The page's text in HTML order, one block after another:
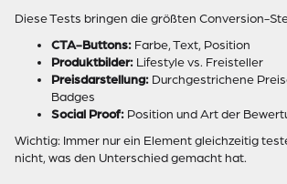
Diese Tests bringen die größten Conversion-
CTA-Buttons: Farbe, Text, Position
Produktbilder: Lifestyle vs. Freisteller
Preisdarstellung: Durchgestrichene
Badges
Social Proof: Position und Art der
Wichtig: Immer nur ein Element gleichzeitig
nicht, was den Unterschied gemacht hat.